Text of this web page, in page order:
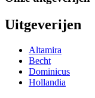
Uitgeverijen
Altamira
Becht
Dominicus
Hollandia